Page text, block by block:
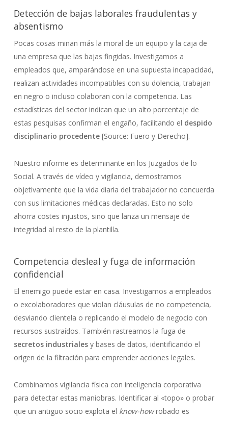
Detección de bajas laborales fraudulentas y
absentismo
Pocas cosas minan más la moral de un equipo y la caja de
una empresa que las bajas fingidas. Investigamos a
empleados que, amparándose en una supuesta incapacidad,
realizan actividades incompatibles con su dolencia, trabajan
en negro o incluso colaboran con la competencia. Las
estadísticas del sector indican que un alto porcentaje de
estas pesquisas confirman el engaño, facilitando el despido
disciplinario procedente[Source: Fuero y Derecho].
Nuestro informe es determinante en los Juzgados de lo
Social. A través de vídeo y vigilancia, demostramos
objetivamente que la vida diaria del trabajador no concuerda
con sus limitaciones médicas declaradas. Esto no solo
ahorra costes injustos, sino que lanza un mensaje de
integridad al resto de la plantilla.
Competencia desleal y fuga de información
confidencial
El enemigo puede estar en casa. Investigamos a empleados
o excolaboradores que violan cláusulas de no competencia,
desviando clientela o replicando el modelo de negocio con
recursos sustraídos. También rastreamos la fuga de
secretos industrialesy bases de datos, identificando el
origen de la filtración para emprender acciones legales.
Combinamos vigilancia física con inteligencia corporativa
para detectar estas maniobras. Identificar al «topo» o probar
que un antiguo socio explota el know-howrobado es